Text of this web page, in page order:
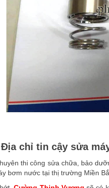
chỉ tin cậy sửa
thi công sửa chữa, bảo
bơm nước tại thị trường Miền